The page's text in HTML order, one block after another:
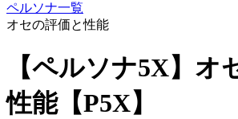
ペルソナ一覧
オセの評価と性能
【ペルソナ5X】オ
性能【P5X】